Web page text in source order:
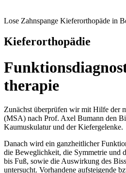
Lose Zahnspange Kieferorthopäde in
Kieferorthopädie
therapie
Zunächst überprüfen wir mit Hilfe der
(MSA) nach Prof. Axel Bumann den
Kaumuskulatur und der Kiefergelenke.
Danach wird ein ganzheitlicher
die Beweglichkeit, die Symmetrie und
bis Fuß, sowie die Auswirkung des
untersucht. Vorhandene aufsteigende